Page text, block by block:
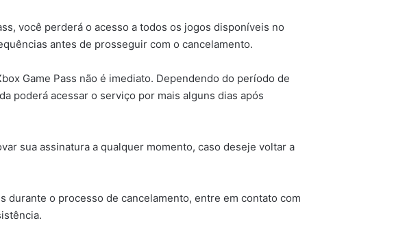
você perderá o acesso a todos os jogos disponíveis no
antes de prosseguir com o cancelamento.
Game Pass não é imediato. Dependendo do período de
poderá acessar o serviço por mais alguns dias após
sua assinatura a qualquer momento, caso deseje voltar a
durante o processo de cancelamento, entre em contato com